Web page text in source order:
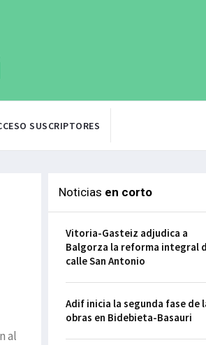
SUSCRIPTORES
al
Noticias en corto
Vitoria-Gasteiz adjudica a
Balgorza la reforma integral
calle San Antonio
Adif inicia la segunda fase de
obras en Bidebieta-Basauri